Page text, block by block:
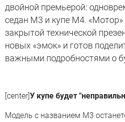
двойной премьерой:
седан M3 и купе M4.
закрытой технической
новых «эмок» и готов
важными подробностями о
[center]У купе будет
Модель с названием M3